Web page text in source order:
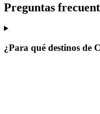
Preguntas
¿Para qué destinos de